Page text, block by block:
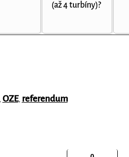
(až 4 turbíny)?
OZE, referendum